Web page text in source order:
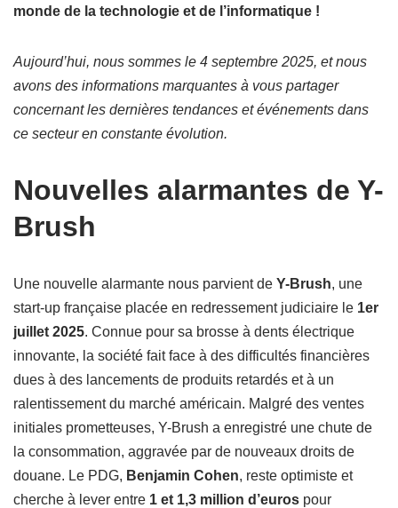
monde de la technologie et de l’informatique !
Aujourd’hui, nous sommes le 4 septembre 2025, et nous
avons des informations marquantes à vous partager
concernant les dernières tendances et événements dans
ce secteur en constante évolution.
Nouvelles alarmantes de Y-
Brush
Une nouvelle alarmante nous parvient de Y-Brush, une
start-up française placée en redressement judiciaire le 1er
juillet 2025. Connue pour sa brosse à dents électrique
innovante, la société fait face à des difficultés financières
dues à des lancements de produits retardés et à un
ralentissement du marché américain. Malgré des ventes
initiales prometteuses, Y-Brush a enregistré une chute de
la consommation, aggravée par de nouveaux droits de
douane. Le PDG, Benjamin Cohen, reste optimiste et
cherche à lever entre 1 et 1,3 million d’euros pour